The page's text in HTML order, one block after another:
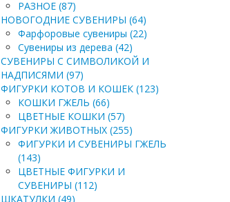
РАЗНОЕ (87)
НОВОГОДНИЕ СУВЕНИРЫ (64)
Фарфоровые сувениры (22)
Сувениры из дерева (42)
СУВЕНИРЫ С СИМВОЛИКОЙ И
НАДПИСЯМИ (97)
ФИГУРКИ КОТОВ И КОШЕК (123)
КОШКИ ГЖЕЛЬ (66)
ЦВЕТНЫЕ КОШКИ (57)
ФИГУРКИ ЖИВОТНЫХ (255)
ФИГУРКИ И СУВЕНИРЫ ГЖЕЛЬ
(143)
ЦВЕТНЫЕ ФИГУРКИ И
СУВЕНИРЫ (112)
ШКАТУЛКИ (49)